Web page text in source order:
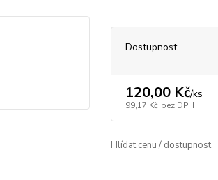
Dostupnost
120,00 Kč/ks
99,17 Kč bez DPH
Hlídat cenu / dostupnost